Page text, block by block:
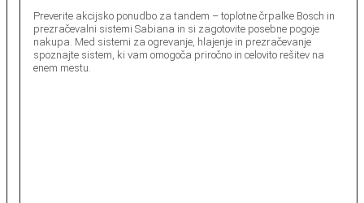
Preverite akcijsko ponudbo za tandem – toplotne črpalke Bosch in
prezračevalni sistemi Sabiana in si zagotovite posebne pogoje
nakupa. Med sistemi za ogrevanje, hlajenje in prezračevanje
spoznajte sistem, ki vam omogoča priročno in celovito rešitev na
enem mestu.